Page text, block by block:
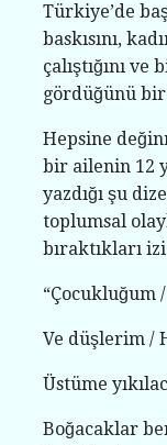
Türkiye’de
baskısını,
çalıştığını
gördüğünü
Hepsine
bir ailenin 12
yazdığı şu
toplumsal
bıraktıkları
“Çocukluğum
Ve düşlerim /
Üstüme
Boğacaklar